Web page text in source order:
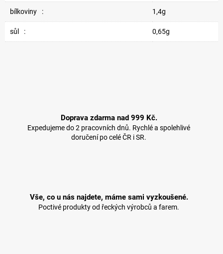
bílkoviny : 1,4g
sůl : 0,65g
Doprava zdarma nad 999 Kč.
Expedujeme do 2 pracovních dnů. Rychlé a spolehlivé
doručení po celé ČR i SR.
Vše, co u nás najdete, máme sami vyzkoušené.
Poctivé produkty od řeckých výrobců a farem.